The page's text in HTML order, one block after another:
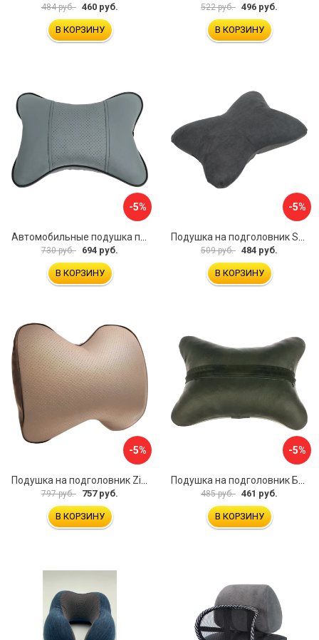
484 руб. 460 руб.
В КОРЗИНУ
522 руб. 496 руб.
В КОРЗИНУ
-5%
730 руб. 694 руб.
В КОРЗИНУ
-5%
509 руб. 484 руб.
В КОРЗИНУ
-5%
797 руб. 757 руб.
В КОРЗИНУ
-5%
485 руб. 461 руб.
В КОРЗИНУ